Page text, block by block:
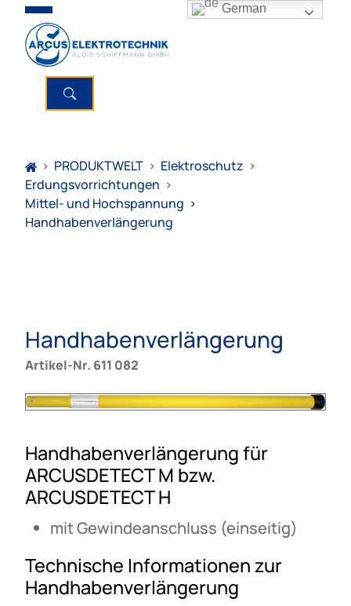
> PRODUKTWELT > Elektroschutz >
Erdungsvorrichtungen >
Mittel- und Hochspannung >
Handhabenverlängerung
Handhabenverlängerung
Artikel-Nr. 611 082
Handhabenverlängerung für
ARCUSDETECT M bzw.
ARCUSDETECT H
mit Gewindeanschluss (einseitig)
Technische Informationen zur
Handhabenverlängerung
German